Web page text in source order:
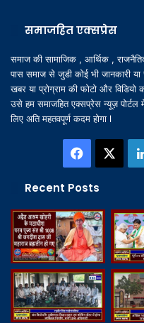
समाजहित एक्सप्रेस
समाज की सामाजिक , आर्थिक ,
पास समाज से जुडी कोई भी जानकारी
खबर या प्रोग्राम की फोटो और
उसे हम समाजहित एक्सप्रेस न्यूज़
लिए अति महतवपूर्ण कदम होगा l
Facebook
Recent Posts